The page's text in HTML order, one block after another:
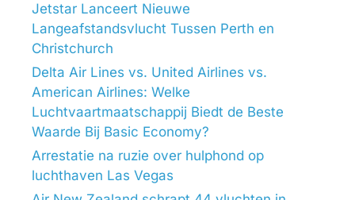
Jetstar Lanceert Nieuwe
Langeafstandsvlucht Tussen Perth en
Christchurch
Delta Air Lines vs. United Airlines vs.
American Airlines: Welke
Luchtvaartmaatschappij Biedt de Beste
Waarde Bij Basic Economy?
Arrestatie na ruzie over hulphond op
luchthaven Las Vegas